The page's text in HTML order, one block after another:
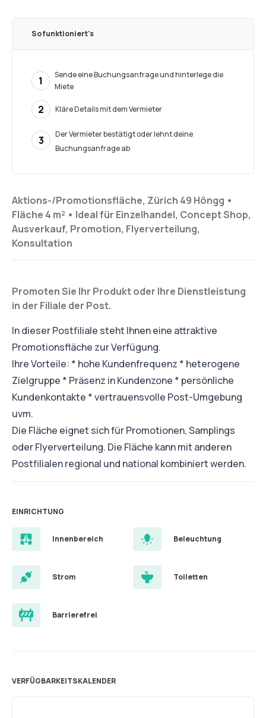
Aktions-/Promotionsfläche, Zürich 49 Höngg •
Fläche 4 m² • Ideal für Einzelhandel, Concept Shop,
Ausverkauf, Promotion, Flyerverteilung,
Konsultation
Promoten Sie Ihr Produkt oder Ihre Dienstleistung
in der Filiale der Post.
In dieser Postfiliale steht Ihnen eine attraktive
Promotionsfläche zur Verfügung.
Ihre Vorteile: * hohe Kundenfrequenz * heterogene
Zielgruppe * Präsenz in Kundenzone * persönliche
Kundenkontakte * vertrauensvolle Post-Umgebung
uvm.
Die Fläche eignet sich für Promotionen, Samplings
oder Flyerverteilung. Die Fläche kann mit anderen
Postfilialen regional und national kombiniert werden.
EINRICHTUNG
Innenbereich Beleuchtung
Strom Toiletten
Barrierefrei
VERFÜGBARKEITSKALENDER
So funktioniert's
1
Sende eine Buchungsanfrage und hinterlege die
Miete
2 Kläre Details mit dem Vermieter
3
Der Vermieter bestätigt oder lehnt deine
Buchungsanfrage ab